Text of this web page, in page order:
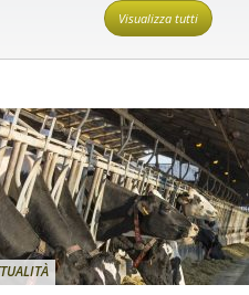
Visualizza tutti